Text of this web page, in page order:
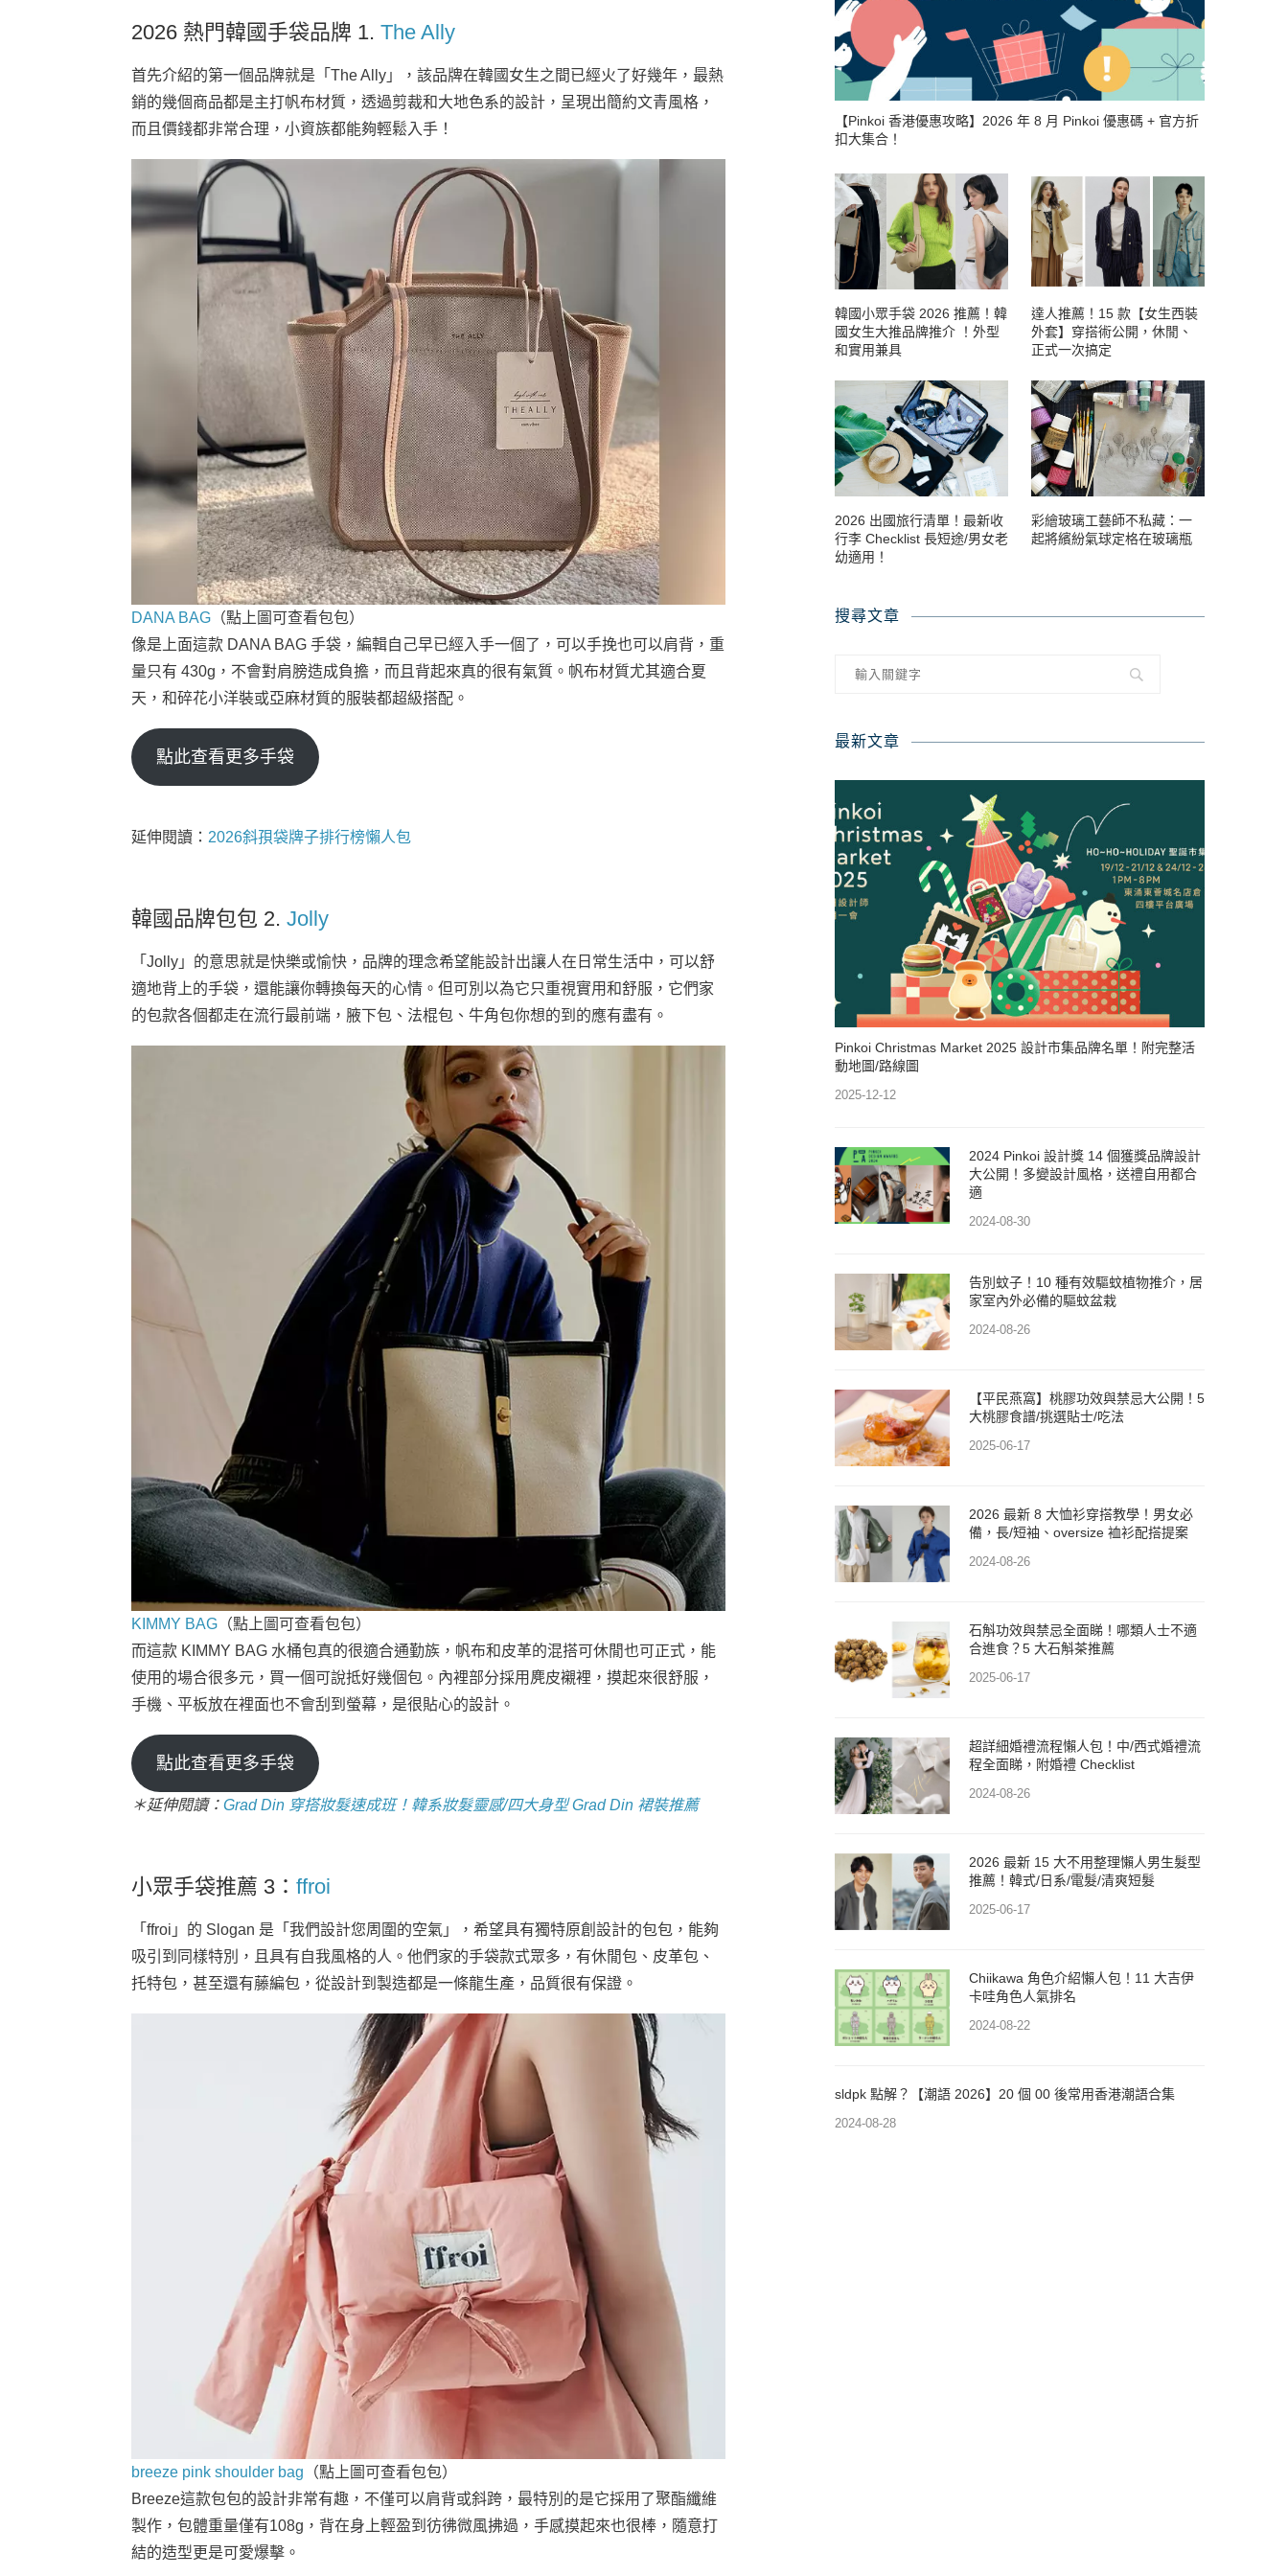
2026 熱門韓國手袋品牌 1. The Ally
首先介紹的第一個品牌就是「The Ally」，該品牌在韓國女生之間已經火了好幾年，最熱
銷的幾個商品都是主打帆布材質，透過剪裁和大地色系的設計，呈現出簡約文青風格，
而且價錢都非常合理，小資族都能夠輕鬆入手！
DANA BAG （點上圖可查看包包）
像是上面這款 DANA BAG 手袋，編輯自己早已經入手一個了，可以手挽也可以肩背，重
量只有 430g，不會對肩膀造成負擔，而且背起來真的很有氣質。帆布材質尤其適合夏
天，和碎花小洋裝或亞麻材質的服裝都超級搭配。
點此查看更多手袋
延伸閱讀： 2026斜孭袋牌子排行榜懶人包
韓國品牌包包 2. Jolly
「Jolly」的意思就是快樂或愉快，品牌的理念希望能設計出讓人在日常生活中，可以舒
適地背上的手袋，還能讓你轉換每天的心情。但可別以為它只重視實用和舒服，它們家
的包款各個都走在流行最前端，腋下包、法棍包、牛角包你想的到的應有盡有。
KIMMY BAG （點上圖可查看包包）
而這款 KIMMY BAG 水桶包真的很適合通勤族，帆布和皮革的混搭可休閒也可正式，能
使用的場合很多元，買一個可說抵好幾個包。內裡部分採用麂皮襯裡，摸起來很舒服，
手機、平板放在裡面也不會刮到螢幕，是很貼心的設計。
點此查看更多手袋
＊延伸閱讀： Grad Din 穿搭妝髮速成班！韓系妝髮靈感/四大身型 Grad Din 裙裝推薦
小眾手袋推薦 3： ffroi
「ffroi」的 Slogan 是「我們設計您周圍的空氣」，希望具有獨特原創設計的包包，能夠
吸引到同樣特別，且具有自我風格的人。他們家的手袋款式眾多，有休閒包、皮革包、
托特包，甚至還有藤編包，從設計到製造都是一條龍生產，品質很有保證。
breeze pink shoulder bag （點上圖可查看包包）
Breeze這款包包的設計非常有趣，不僅可以肩背或斜跨，最特別的是它採用了聚酯纖維
製作，包體重量僅有108g，背在身上輕盈到彷彿微風拂過，手感摸起來也很棒，隨意打
結的造型更是可愛爆擊。
【Pinkoi 香港優惠攻略】2026 年 8 月 Pinkoi 優惠碼 + 官方折
扣大集合！
韓國小眾手袋 2026 推薦！韓
國女生大推品牌推介 ！外型
和實用兼具
達人推薦！15 款【女生西裝
外套】穿搭術公開，休閒、
正式一次搞定
2026 出國旅行清單！最新收
行李 Checklist 長短途/男女老
幼適用！
彩繪玻璃工藝師不私藏：一
起將繽紛氣球定格在玻璃瓶
搜尋文章
最新文章
Pinkoi Christmas Market 2025 設計市集品牌名單！附完整活
動地圖/路線圖
2025-12-12
2024 Pinkoi 設計獎 14 個獲獎品牌設計
大公開！多變設計風格，送禮自用都合
適
2024-08-30
告別蚊子！10 種有效驅蚊植物推介，居
家室內外必備的驅蚊盆栽
2024-08-26
【平民燕窩】桃膠功效與禁忌大公開！5
大桃膠食譜/挑選貼士/吃法
2025-06-17
2026 最新 8 大恤衫穿搭教學！男女必
備，長/短袖、oversize 裇衫配搭提案
2024-08-26
石斛功效與禁忌全面睇！哪類人士不適
合進食？5 大石斛茶推薦
2025-06-17
超詳細婚禮流程懶人包！中/西式婚禮流
程全面睇，附婚禮 Checklist
2024-08-26
2026 最新 15 大不用整理懶人男生髮型
推薦！韓式/日系/電髮/清爽短髮
2025-06-17
Chiikawa 角色介紹懶人包！11 大吉伊
卡哇角色人氣排名
2024-08-22
sldpk 點解？【潮語 2026】20 個 00 後常用香港潮語合集
2024-08-28